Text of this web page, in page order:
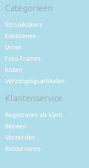
Categorieën
Strooikokers
Edelstenen
Urnen
Foto Frames
Kisten
Verzorgingsartikelen
Klantenservice
Registreren als klant
Betalen
Verzenden
Retourneren